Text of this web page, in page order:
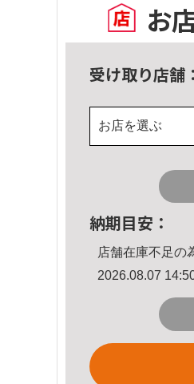
お
受け取り店舗：
お店を選ぶ
納期目安：
店舗在庫不足の
2026.08.07